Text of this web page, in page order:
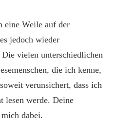
eine Weile auf der
jedoch wieder
vielen unterschiedlichen
die ich kenne,
verunsichert, dass ich
lesen werde. Deine
dabei.